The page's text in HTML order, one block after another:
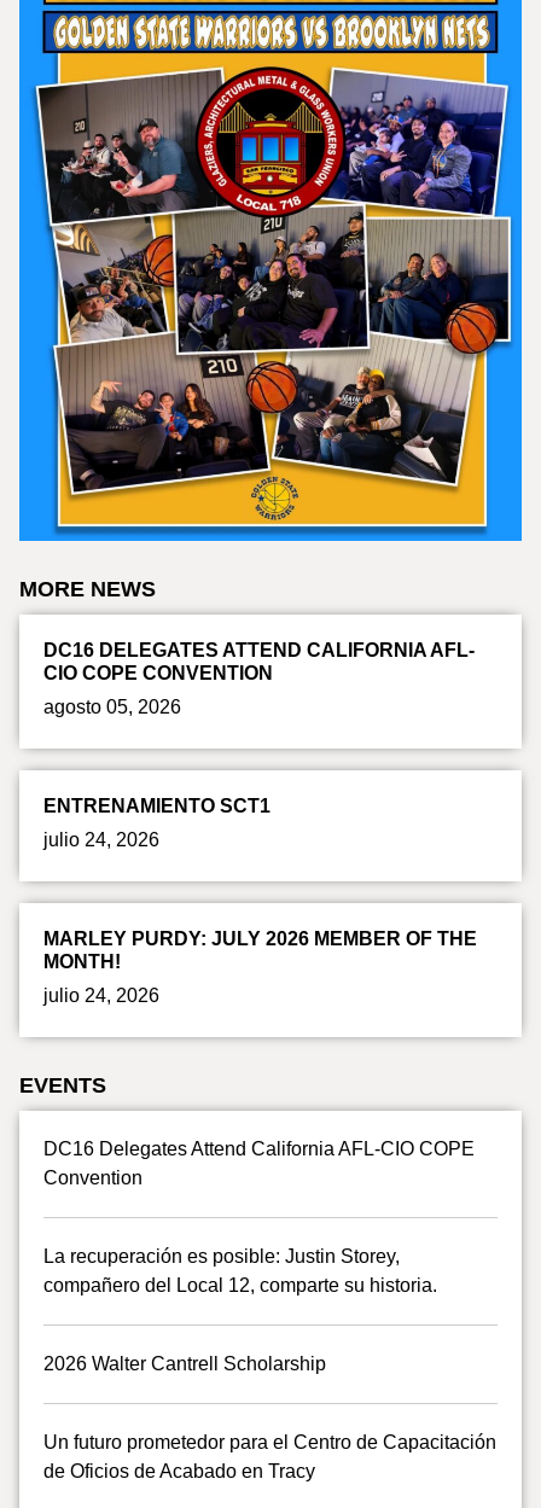
MORE NEWS
DC16 DELEGATES ATTEND CALIFORNIA AFL-
CIO COPE CONVENTION
agosto 05, 2026
ENTRENAMIENTO SCT1
julio 24, 2026
MARLEY PURDY: JULY 2026 MEMBER OF THE
MONTH!
julio 24, 2026
EVENTS
DC16 Delegates Attend California AFL-CIO COPE
Convention
La recuperación es posible: Justin Storey,
compañero del Local 12, comparte su historia.
2026 Walter Cantrell Scholarship
Un futuro prometedor para el Centro de Capacitación
de Oficios de Acabado en Tracy